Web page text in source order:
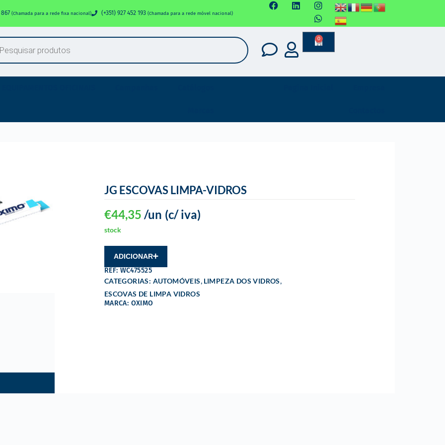
867 (Chamada para a rede fixa nacional) (+351) 927 452 193 (Chamada para a rede móvel nacional)
0
JG ESCOVAS LIMPA-VIDROS
€44,35 (c/ iva)
/un
stock
ADICIONAR
REF: WC475525
CATEGORIAS: AUTOMÓVEIS, LIMPEZA DOS VIDROS,
ESCOVAS DE LIMPA VIDROS
MARCA: OXIMO